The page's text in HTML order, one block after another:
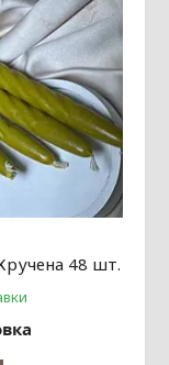
48 шт.